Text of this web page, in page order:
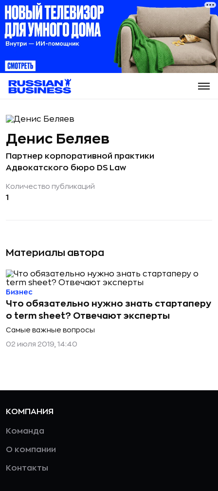
Материалы автора
Что обязательно нужно знать стартаперу
о term sheet? Отвечают эксперты
Самые важные вопросы
Бизнес
02 июля 2019, 14:40
Денис Беляев
Партнер корпоративной практики
Адвокатского бюро DS Law
Количество публикаций
1
КОМПАНИЯ
Команда
О компании
Контакты